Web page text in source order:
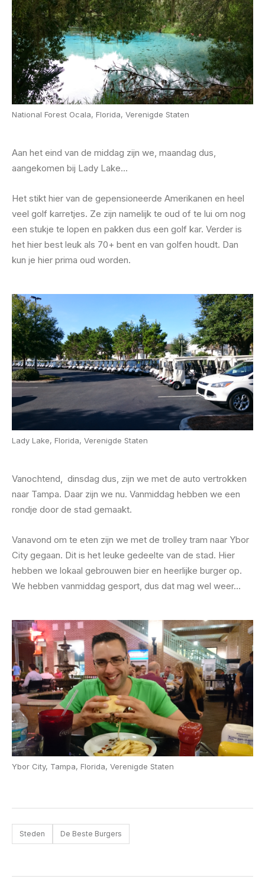
National Forest Ocala, Florida, Verenigde Staten
Aan het eind van de middag zijn we, maandag dus,
aangekomen bij Lady Lake…
Het stikt hier van de gepensioneerde Amerikanen en heel
veel golf karretjes. Ze zijn namelijk te oud of te lui om nog
een stukje te lopen en pakken dus een golf kar. Verder is
het hier best leuk als 70+ bent en van golfen houdt. Dan
kun je hier prima oud worden.
Lady Lake, Florida, Verenigde Staten
Vanochtend, dinsdag dus, zijn we met de auto vertrokken
naar Tampa. Daar zijn we nu. Vanmiddag hebben we een
rondje door de stad gemaakt.
Vanavond om te eten zijn we met de trolley tram naar Ybor
City gegaan. Dit is het leuke gedeelte van de stad. Hier
hebben we lokaal gebrouwen bier en heerlijke burger op.
We hebben vanmiddag gesport, dus dat mag wel weer…
Ybor City, Tampa, Florida, Verenigde Staten
Steden De Beste Burgers